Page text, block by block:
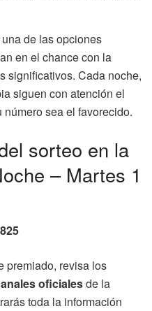
de las opciones
en el chance con la
significativos. Cada noche,
siguen con atención el
sea el favorecido.
sorteo en la
– Martes 1
premiado, revisa los
oficialesde la
toda la información